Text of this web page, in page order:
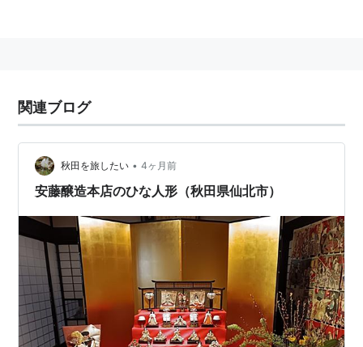
関連ブログ
秋田を旅したい • 4ヶ月前
安藤醸造本店のひな人形（秋田県仙北市）